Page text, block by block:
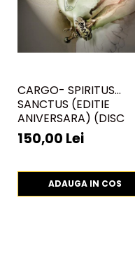
CARGO- SPIRITUS
SANCTUS (EDITIE
ANIVERSARA) (DISC
VINIL)
150,00 Lei
ADAUGA IN COS